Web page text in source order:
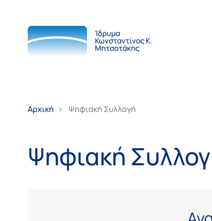
Ίδρυμα
Κωνσταντίνος Κ.
Μητσοτάκης
Αρχική > Ψηφιακή Συλλογή
Ψηφιακή